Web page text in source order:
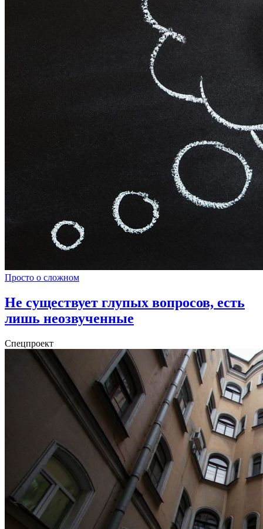
Просто о сложном
Не существует глупых вопросов, есть
лишь неозвученные
Спецпроект